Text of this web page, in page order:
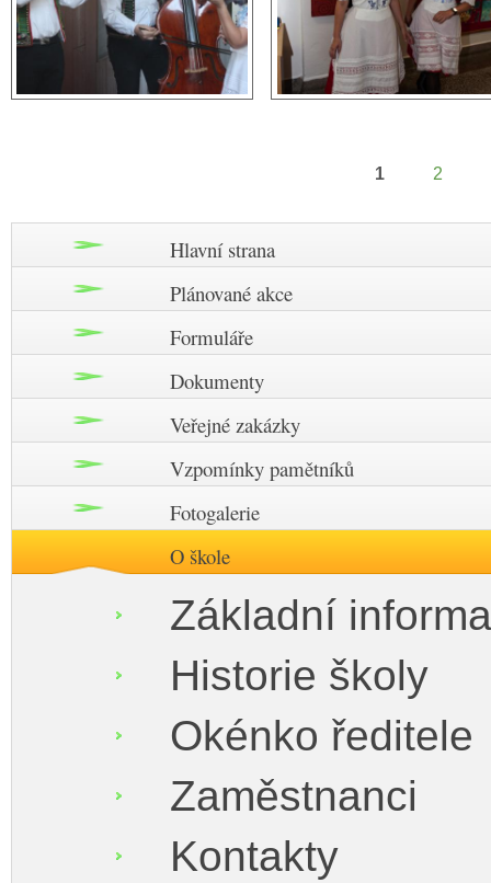
1 2
Hlavní strana
Plánované akce
Formuláře
Dokumenty
Veřejné zakázky
Vzpomínky pamětníků
Fotogalerie
O škole
Základní
Historie školy
Okénko ředitele
Zaměstnanci
Kontakty